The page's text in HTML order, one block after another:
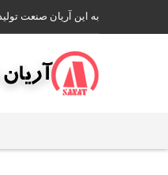
به این آریان صنعت